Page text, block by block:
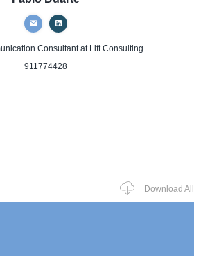
Consultantat Lift Consulting
911774428
Download All